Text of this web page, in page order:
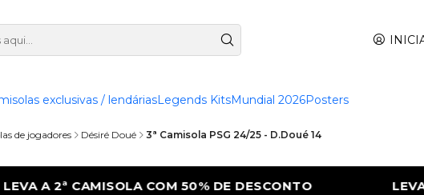
exclusivas / lendáriasLegends KitsMundial 2026Posters
de jogadores Désiré Doué 3ª Camisola PSG 24/25 - D.Doué 14
DESCONTO LEVA A 2ª CAMISOLA COM 50% DE